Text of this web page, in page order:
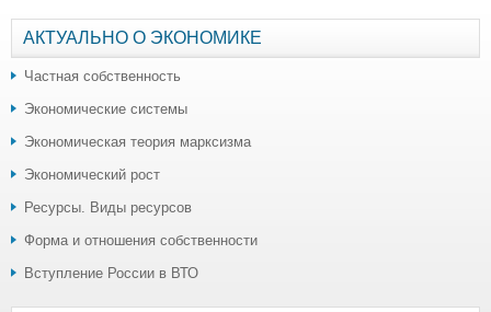
АКТУАЛЬНО О ЭКОНОМИКЕ
Частная собственность
Экономические системы
Экономическая теория марксизма
Экономический рост
Ресурсы. Виды ресурсов
Форма и отношения собственности
Вступление России в ВТО